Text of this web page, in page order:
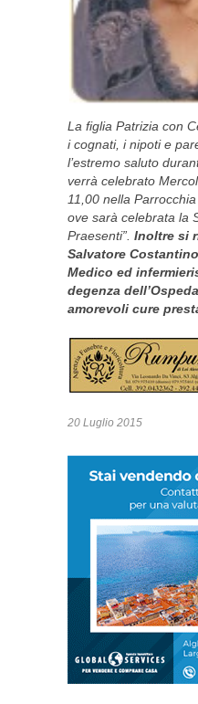
La figlia Patrizia con
i cognati, i nipoti e
l’estremo saluto
verrà celebrato
11,00 nella
ove sarà celebrata la
Praesenti”. Inoltre si
Salvatore
Medico ed
degenza
amorevoli cure
20 Luglio 2015